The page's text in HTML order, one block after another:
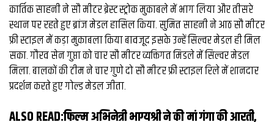
कार्तिक साहनी ने सौ मीटर ब्रेस्ट स्ट्रोक मुकाबले में भाग लिया और तीसरे
स्थान पर रहते हुए ब्रांज मेडल हासिल किया. सुमित साहनी ने आठ सौ मीटर
फ्री स्टाइल में कड़ा मुकाबला किया बावजूद इसके उन्हें सिल्वर मेडल ही मिल
सका. गौरव सेन गुप्ता को चार सौ मीटर व्यक्तिगत मिडले में सिल्वर मेडल
मिला. बालकों की टीम ने चार गुणे दो सौ मीटर फ्री स्टाइल रिले में शानदार
प्रदर्शन करते हुए गोल्ड मेडल जीता.
ALSO READ:फिल्म अभिनेत्री भाग्यश्री ने की मां गंगा की आरती,